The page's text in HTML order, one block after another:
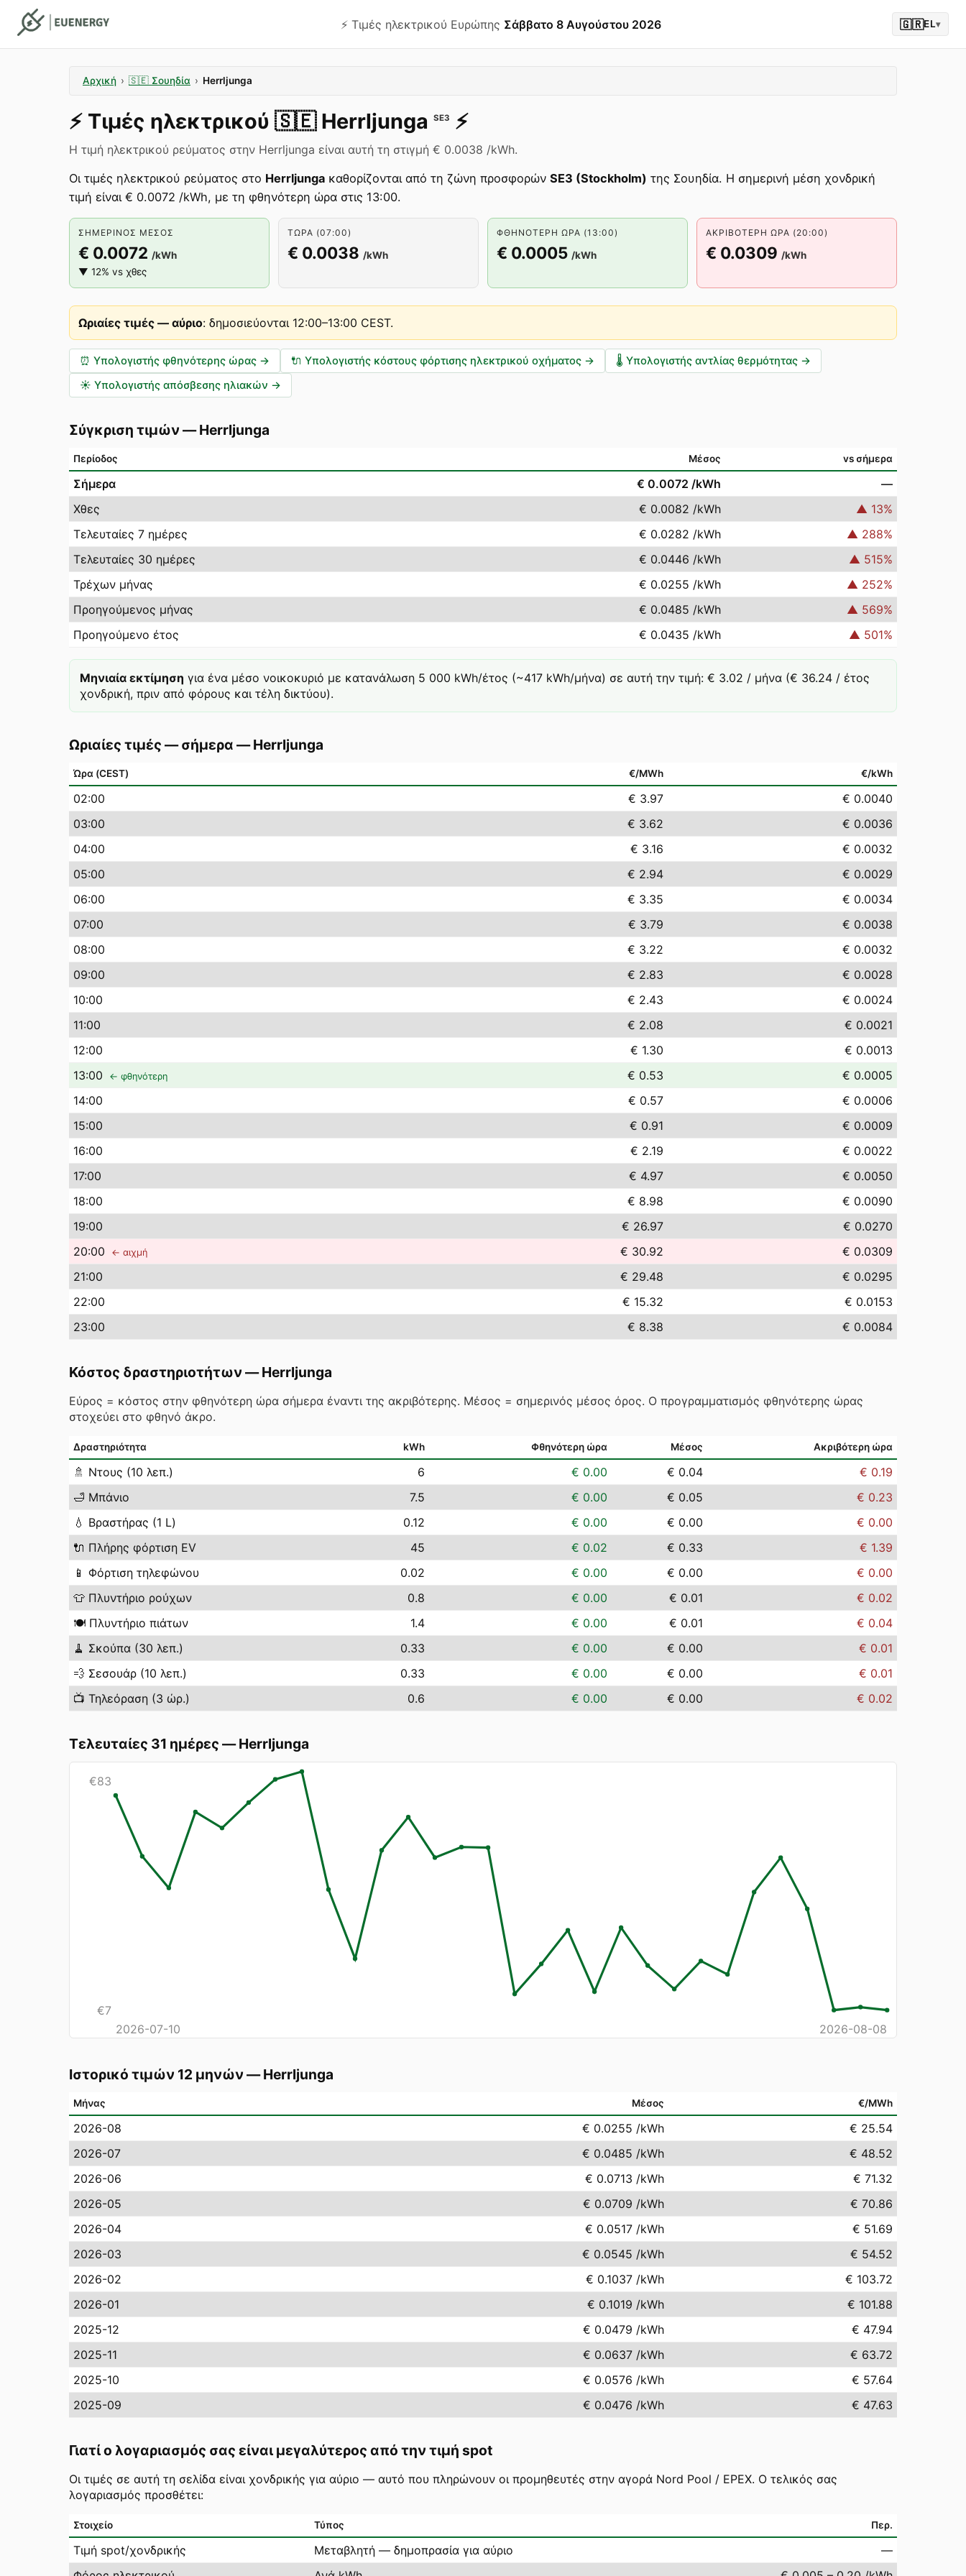
⚡️ Τιμές ηλεκτρικού Ευρώπης Σάββατο 8 Αυγούστου 2026 🇬🇷EL▾
Αρχική › 🇸🇪 Σουηδία › Herrljunga
⚡️ Τιμές ηλεκτρικού 🇸🇪 Herrljunga SE3 ⚡️
Η τιμή ηλεκτρικού ρεύματος στην Herrljunga είναι αυτή τη στιγμή € 0.0038 /kWh.
Οι τιμές ηλεκτρικού ρεύματος στο Herrljunga καθορίζονται από τη ζώνη προσφορών SE3 (Stockholm) της Σουηδία. Η σημερινή μέση χονδρική
τιμή είναι € 0.0072 /kWh, με τη φθηνότερη ώρα στις 13:00.
ΣΗΜΕΡΙΝΌΣ ΜΈΣΟΣ
€ 0.0072 /kWh
▼ 12% vs χθες
ΤΏΡΑ (07:00)
€ 0.0038 /kWh
ΦΘΗΝΌΤΕΡΗ ΏΡΑ (13:00)
€ 0.0005 /kWh
ΑΚΡΙΒΌΤΕΡΗ ΏΡΑ (20:00)
€ 0.0309 /kWh
Ωριαίες τιμές — αύριο: δημοσιεύονται 12:00–13:00 CEST.
⏰ Υπολογιστής φθηνότερης ώρας → 🔌 Υπολογιστής κόστους φόρτισης ηλεκτρικού οχήματος → 🌡️ Υπολογιστής αντλίας θερμότητας →
☀️ Υπολογιστής απόσβεσης ηλιακών →
Σύγκριση τιμών —Herrljunga
Περίοδος Μέσος vs σήμερα
Σήμερα € 0.0072 /kWh
—
Χθες
€ 0.0082 /kWh ▲ 13%
Τελευταίες 7 ημέρες
€ 0.0282 /kWh ▲ 288%
Τελευταίες 30 ημέρες
€ 0.0446 /kWh ▲ 515%
Τρέχων μήνας
€ 0.0255 /kWh ▲ 252%
Προηγούμενος μήνας
€ 0.0485 /kWh ▲ 569%
Προηγούμενο έτος
€ 0.0435 /kWh ▲ 501%
Μηνιαία εκτίμηση για ένα μέσο νοικοκυριό με κατανάλωση 5 000 kWh/έτος (~417 kWh/μήνα) σε αυτή την τιμή: € 3.02 / μήνα (€ 36.24 / έτος
χονδρική, πριν από φόρους και τέλη δικτύου).
Ωριαίες τιμές — σήμερα —Herrljunga
Ώρα (CEST) €/MWh €/kWh
02:00 € 3.97
€ 0.0040
03:00 € 3.62
€ 0.0036
04:00 € 3.16
€ 0.0032
05:00 € 2.94
€ 0.0029
06:00 € 3.35
€ 0.0034
07:00 € 3.79
€ 0.0038
08:00 € 3.22
€ 0.0032
09:00 € 2.83
€ 0.0028
10:00 € 2.43
€ 0.0024
11:00 € 2.08
€ 0.0021
12:00 € 1.30
€ 0.0013
13:00 ← φθηνότερη € 0.53
€ 0.0005
14:00 € 0.57
€ 0.0006
15:00 € 0.91
€ 0.0009
16:00 € 2.19
€ 0.0022
17:00 € 4.97
€ 0.0050
18:00 € 8.98
€ 0.0090
19:00 € 26.97
€ 0.0270
20:00 ← αιχμή € 30.92
€ 0.0309
21:00 € 29.48
€ 0.0295
22:00 € 15.32
€ 0.0153
23:00 € 8.38 € 0.0084
Κόστος δραστηριοτήτων —Herrljunga
Εύρος = κόστος στην φθηνότερη ώρα σήμερα έναντι της ακριβότερης. Μέσος = σημερινός μέσος όρος. Ο προγραμματισμός φθηνότερης ώρας
στοχεύει στο φθηνό άκρο.
Δραστηριότητα kWh Φθηνότερη ώρα Μέσος Ακριβότερη ώρα
🚿 Ντους (10 λεπ.) 6 € 0.00 € 0.04
€ 0.19
🛁 Μπάνιο 7.5 € 0.00 € 0.05
€ 0.23
💧 Βραστήρας (1 L) 0.12 € 0.00 € 0.00
€ 0.00
🔌 Πλήρης φόρτιση EV 45 € 0.02 € 0.33
€ 1.39
📱 Φόρτιση τηλεφώνου 0.02 € 0.00 € 0.00
€ 0.00
👕 Πλυντήριο ρούχων 0.8 € 0.00 € 0.01
€ 0.02
🍽️ Πλυντήριο πιάτων 1.4 € 0.00 € 0.01
€ 0.04
🧹 Σκούπα (30 λεπ.) 0.33 € 0.00 € 0.00
€ 0.01
💨 Σεσουάρ (10 λεπ.) 0.33 € 0.00 € 0.00
€ 0.01
📺 Τηλεόραση (3 ώρ.) 0.6 € 0.00 € 0.00 € 0.02
Τελευταίες 31 ημέρες —Herrljunga
€83
€7
2026-07-10
2026-08-08
Ιστορικό τιμών 12 μηνών —Herrljunga
Μήνας Μέσος €/MWh
2026-08 € 0.0255 /kWh
€ 25.54
2026-07
€ 0.0485 /kWh
€ 48.52
2026-06
€ 0.0713 /kWh
€ 71.32
2026-05
€ 0.0709 /kWh
€ 70.86
2026-04
€ 0.0517 /kWh
€ 51.69
2026-03
€ 0.0545 /kWh
€ 54.52
2026-02
€ 0.1037 /kWh
€ 103.72
2026-01
€ 0.1019 /kWh
€ 101.88
2025-12
€ 0.0479 /kWh
€ 47.94
2025-11
€ 0.0637 /kWh
€ 63.72
2025-10
€ 0.0576 /kWh
€ 57.64
2025-09
€ 0.0476 /kWh € 47.63
Γιατί ο λογαριασμός σας είναι μεγαλύτερος από την τιμή spot
Οι τιμές σε αυτή τη σελίδα είναι χονδρικής για αύριο — αυτό που πληρώνουν οι προμηθευτές στην αγορά Nord Pool / EPEX. Ο τελικός σας
λογαριασμός προσθέτει:
Στοιχείο Τύπος Περ.
Τιμή spot/χονδρικής Μεταβλητή — δημοπρασία για αύριο
—